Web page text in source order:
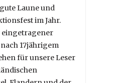
Laune und
im Jahr.
eingetragener
17jährigem
für unsere Leser